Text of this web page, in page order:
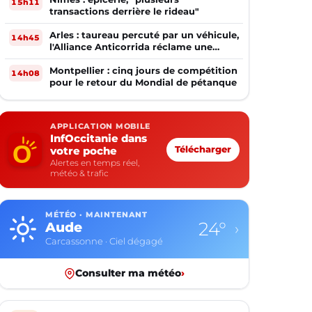
transactions derrière le rideau"
14h45
Arles : taureau percuté par un véhicule,
l'Alliance Anticorrida réclame une
enquête
14h08
Montpellier : cinq jours de compétition
pour le retour du Mondial de pétanque
APPLICATION MOBILE
InfOccitanie dans
votre poche
Alertes en temps réel,
météo & trafic
Télécharger
MÉTÉO · MAINTENANT
Aude
Carcassonne · Ciel dégagé
24° ›
Consulter ma météo›